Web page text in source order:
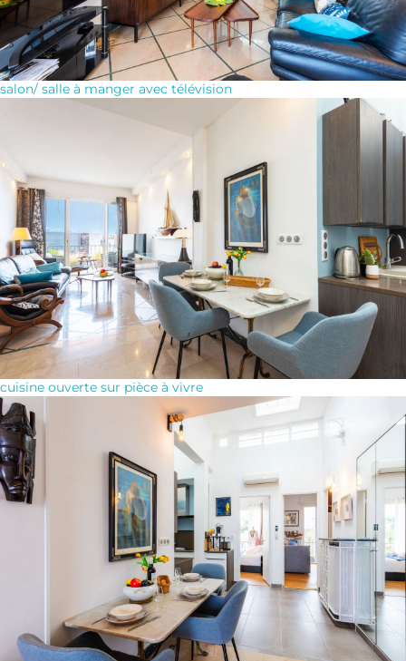
salon/ salle à manger avec télévision
cuisine ouverte sur pièce à vivre